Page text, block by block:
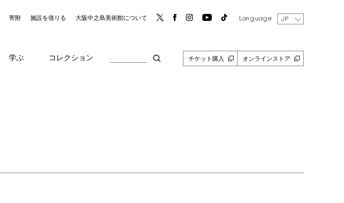
寄附 施設を借りる 大阪中之島美術館について Language JP
学ぶ コレクション チケット購入 オンラインストア